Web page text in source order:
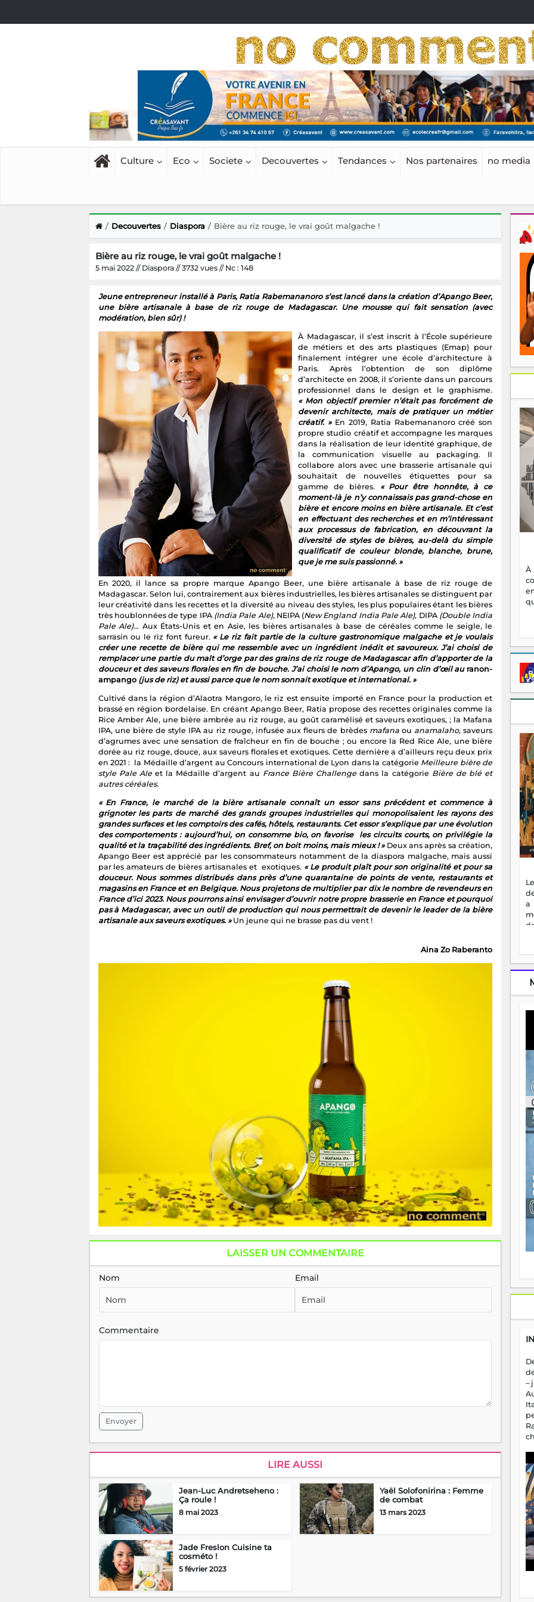
Culture Eco Societe Decouvertes Tendances Nos partenaires no media
Decouvertes Diaspora Bière au riz rouge, le vrai goût malgache !
Bière au riz rouge, le vrai goût malgache !
5 mai 2022 // Diaspora // 3732 vues // Nc : 148
Jeune entrepreneur installé à Paris, Ratia Rabemananoro s’est lancé dans la création d’Apango Beer,
une bière artisanale à base de riz rouge de Madagascar. Une mousse qui fait sensation (avec
modération, bien sûr) !
À Madagascar, il s’est inscrit à l’École supérieure
de métiers et des arts plastiques (Emap) pour
finalement intégrer une école d’architecture à
Paris. Après l’obtention de son diplôme
d’architecte en 2008, il s’oriente dans un parcours
professionnel dans le design et le graphisme.
« Mon objectif premier n’était pas forcément de
devenir architecte, mais de pratiquer un métier
créatif. »En 2019, Ratia Rabemananoro créé son
propre studio créatif et accompagne les marques
dans la réalisation de leur identité graphique, de
la communication visuelle au packaging. Il
collabore alors avec une brasserie artisanale qui
souhaitait de nouvelles étiquettes pour sa
gamme de bières. « Pour être honnête, à ce
moment-là je n’y connaissais pas grand-chose en
bière et encore moins en bière artisanale. Et c’est
en effectuant des recherches et en m’intéressant
aux processus de fabrication, en découvrant la
diversité de styles de bières, au-delà du simple
qualificatif de couleur blonde, blanche, brune,
que je me suis passionné. »
En 2020, il lance sa propre marque Apango Beer, une bière artisanale à base de riz rouge de
Madagascar. Selon lui, contrairement aux bières industrielles, les bières artisanales se distinguent par
leur créativité dans les recettes et la diversité au niveau des styles, les plus populaires étant les bières
très houblonnées de type IPA (India Pale Ale),NEIPA (New England India Pale Ale), DIPA (Double India
Pale Ale)… Aux États-Unis et en Asie, les bières artisanales à base de céréales comme le seigle, le
sarrasin ou le riz font fureur. « Le riz fait partie de la culture gastronomique malgache et je voulais
créer une recette de bière qui me ressemble avec un ingrédient inédit et savoureux. J’ai choisi de
remplacer une partie du malt d’orge par des grains de riz rouge de Madagascar afin d’apporter de la
douceur et des saveurs florales en fin de bouche. J’ai choisi le nom d’Apango, un clin d’œil au ranon-
ampango (jus de riz) et aussi parce que le nom sonnait exotique et international. »
Cultivé dans la région d’Alaotra Mangoro, le riz est ensuite importé en France pour la production et
brassé en région bordelaise. En créant Apango Beer, Ratia propose des recettes originales comme la
Rice Amber Ale, une bière ambrée au riz rouge, au goût caramélisé et saveurs exotiques, ; la Mafana
IPA, une bière de style IPA au riz rouge, infusée aux fleurs de brèdes mafana ou anamalaho, saveurs
d’agrumes avec une sensation de fraîcheur en fin de bouche ; ou encore la Red Rice Ale, une bière
dorée au riz rouge, douce, aux saveurs florales et exotiques. Cette dernière a d’ailleurs reçu deux prix
en 2021 : la Médaille d’argent au Concours international de Lyon dans la catégorie Meilleure bière de
style Pale Aleet la Médaille d’argent au France Bière Challenge dans la catégorie Bière de blé et
autres céréales.
« En France, le marché de la bière artisanale connaît un essor sans précédent et commence à
grignoter les parts de marché des grands groupes industrielles qui monopolisaient les rayons des
grandes surfaces et les comptoirs des cafés, hôtels, restaurants. Cet essor s’explique par une évolution
des comportements : aujourd’hui, on consomme bio, on favorise les circuits courts, on privilégie la
qualité et la traçabilité des ingrédients. Bref, on boit moins, mais mieux ! »Deux ans après sa création,
Apango Beer est apprécié par les consommateurs notamment de la diaspora malgache, mais aussi
par les amateurs de bières artisanales et exotiques. « Le produit plaît pour son originalité et pour sa
douceur. Nous sommes distribués dans près d’une quarantaine de points de vente, restaurants et
magasins en France et en Belgique. Nous projetons de multiplier par dix le nombre de revendeurs en
France d’ici 2023. Nous pourrons ainsi envisager d’ouvrir notre propre brasserie en France et pourquoi
pas à Madagascar, avec un outil de production qui nous permettrait de devenir le leader de la bière
artisanale aux saveurs exotiques. »Un jeune qui ne brasse pas du vent !
Aina Zo Raberanto
LAISSER UN COMMENTAIRE
Nom Email
Commentaire
Envoyer
LIRE AUSSI
Jean-Luc Andretseheno :
Ça roule !
8 mai 2023
Yaël Solofonirina : Femme
de combat
13 mars 2023
Jade Freslon Cuisine ta
cosméto !
5 février 2023
a
–